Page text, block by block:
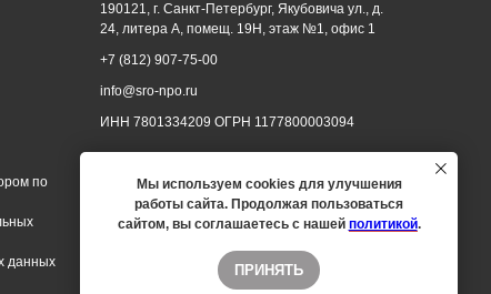
Мы используем cookies для улучшения
работы сайта. Продолжая пользоваться
сайтом, вы соглашаетесь с нашей политикой.
ПРИНЯТЬ
по
данных
190121, г. Санкт-Петербург, Якубовича ул., д.
24, литера А, помещ. 19Н, этаж №1, офис 1
+7 (812) 907-75-00
info@sro-npo.ru
ИНН 7801334209 ОГРН 1177800003094